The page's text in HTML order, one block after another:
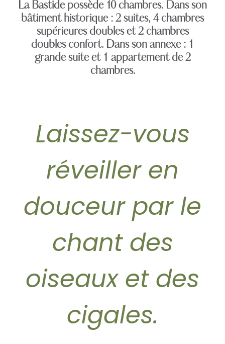
La Bastide possède 10 chambres. Dans son
bâtiment historique : 2 suites, 4 chambres
supérieures doubles et 2 chambres
doubles confort. Dans son annexe : 1
grande suite et 1 appartement de 2
chambres.
Laissez-vous
réveiller en
douceur par le
chant des
oiseaux et des
cigales.